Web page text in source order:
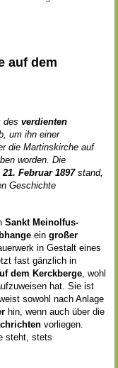
auf dem
des verdienten
um ihn einer
die Martinskirche auf
worden. Die
Februar 1897stand,
Geschichte
Sankt Meinolfus-
ein großer
in Gestalt eines
fast gänzlich in
dem Kerckberge, wohl
hat. Sie ist
sowohl nach Anlage
hin, wenn auch über die
vorliegen.
steht, stets